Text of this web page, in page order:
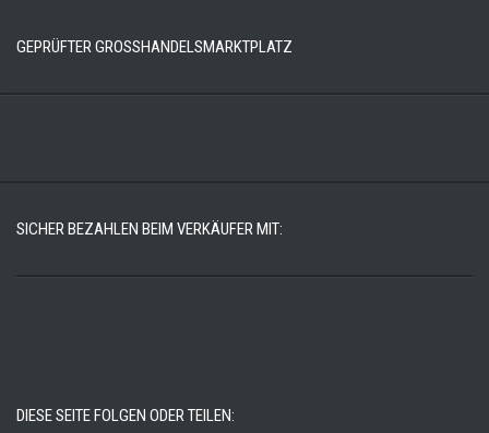
GEPRÜFTER GROSSHANDELSMARKTPLATZ
SICHER BEZAHLEN BEIM VERKÄUFER MIT:
DIESE SEITE FOLGEN ODER TEILEN: